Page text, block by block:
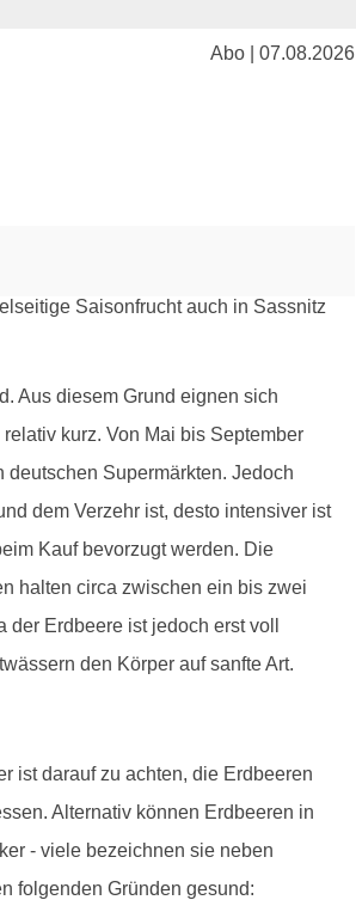
Abo | 07.08.2026
Aus diesem Grund eignen sich
kurz. Von Mai bis September
Supermärkten. Jedoch
dem Verzehr ist, desto intensiver ist
Kauf bevorzugt werden. Die
halten circa zwischen ein bis zwei
Erdbeere ist jedoch erst voll
den Körper auf sanfte Art.
ist darauf zu achten, die Erdbeeren
Alternativ können Erdbeeren in
- viele bezeichnen sie neben
folgenden Gründen gesund: